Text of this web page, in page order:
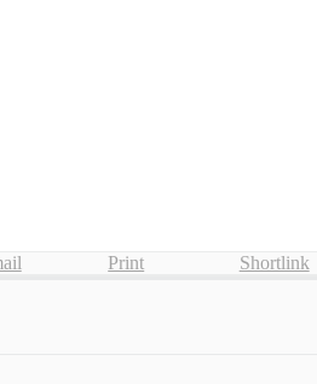
Print Shortlink